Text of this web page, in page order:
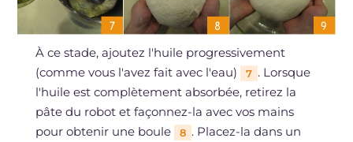
À ce stade, ajoutez l'huile progressivement
(comme vous l'avez fait avec l'eau)
7 . Lorsque
l'huile est complètement absorbée, retirez la
pâte du robot et façonnez-la avec vos mains
pour obtenir une boule
8 . Placez-la dans un